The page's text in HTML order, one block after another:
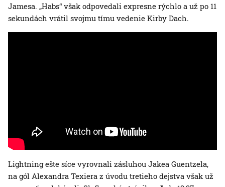
Jamesa. „Habs“ však odpovedali expresne rýchlo a už po 11
sekundách vrátil svojmu tímu vedenie Kirby Dach.
Lightning ešte síce vyrovnali zásluhou Jakea Guentzela,
na gól Alexandra Texiera z úvodu tretieho dejstva však už